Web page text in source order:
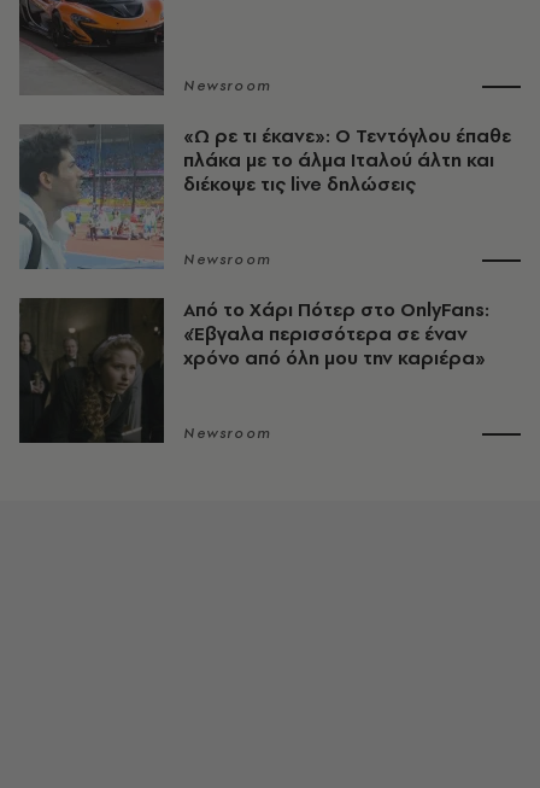
Newsroom
«Ω ρε τι έκανε»: Ο Τεντόγλου έπαθε
πλάκα με το άλμα Ιταλού άλτη και
διέκοψε τις live δηλώσεις
Newsroom
Από το Χάρι Πότερ στο OnlyFans:
«Έβγαλα περισσότερα σε έναν
χρόνο από όλη μου την καριέρα»
Newsroom